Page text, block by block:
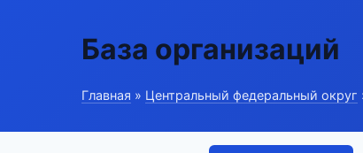
База организаций
Главная » Центральный федеральный округ